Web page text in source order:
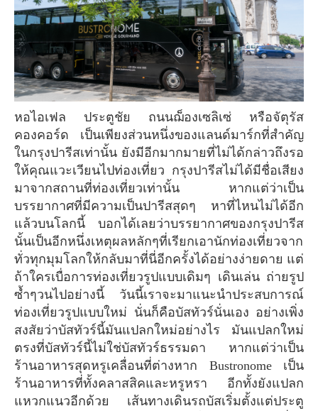
หอไอเฟล ประตูชัย ถนนฌ็องเซลิเซ่ หรือจัตุรัส
คองคอร์ด เป็นเพียงส่วนหนึ่งของแลนด์มาร์กที่สำคัญ
ในกรุงปารีสเท่านั้น ยังมีอีกมากมายที่ไม่ได้กล่าวถึงรอ
ให้คุณแวะเวียนไปท่องเที่ยว กรุงปารีสไม่ได้มีชื่อเสียง
มาจากสถานที่ท่องเที่ยวเท่านั้น หากแต่ว่าเป็น
บรรยากาศที่มีความเป็นปารีสสุดๆ หาที่ไหนไม่ได้อีก
แล้วบนโลกนี้ บอกได้เลยว่าบรรยากาศของกรุงปารีส
นั้นเป็นอีกหนึ่งเหตุผลหลักๆที่เรียกเอานักท่องเที่ยวจาก
ทั่วทุกมุมโลกให้กลับมาที่นี่อีกครั้งได้อย่างง่ายดาย แต่
ถ้าใครเบื่อการท่องเที่ยวรูปแบบเดิมๆ เดินเล่น ถ่ายรูป
ซ้ำๆวนไปอย่างนี้ วันนี้เราจะมาแนะนำประสบการณ์
ท่องเที่ยวรูปแบบใหม่ นั่นก็คือบัสทัวร์นั่นเอง อย่างเพิ่ง
สงสัยว่าบัสทัวร์นี้มันแปลกใหม่อย่างไร มันแปลกใหม่
ตรงที่บัสทัวร์นี้ไม่ใช่บัสทัวร์ธรรมดา หากแต่ว่าเป็น
ร้านอาหารสุดหรูเคลื่อนที่ต่างหาก Bustronome เป็น
ร้านอาหารที่ทั้งคลาสสิคและหรูหรา อีกทั้งยังแปลก
แหวกแนวอีกด้วย เส้นทางเดินรถบัสเริ่มตั้งแต่ประตู